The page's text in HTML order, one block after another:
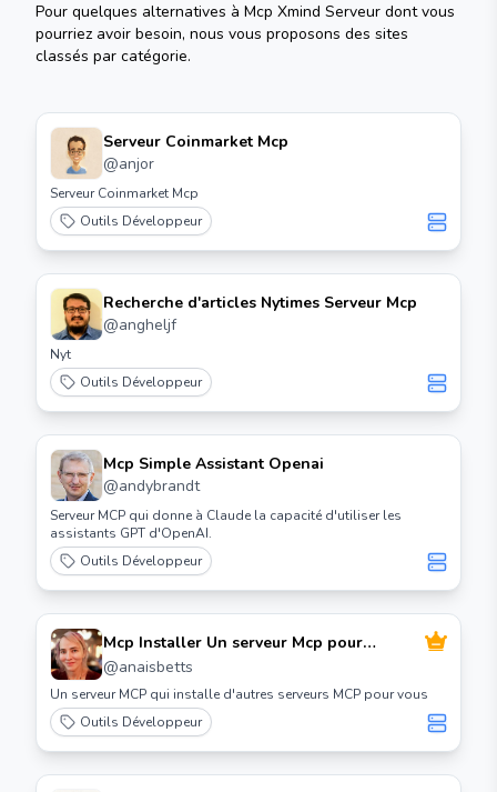
Pour quelques alternatives à Mcp Xmind Serveur dont vous
pourriez avoir besoin, nous vous proposons des sites
classés par catégorie.
Serveur Coinmarket Mcp
@anjor
Serveur Coinmarket Mcp
Outils Développeur
Recherche d'articles Nytimes Serveur Mcp
@angheljf
Nyt
Outils Développeur
Mcp Simple Assistant Openai
@andybrandt
Serveur MCP qui donne à Claude la capacité d'utiliser les
assistants GPT d'OpenAI.
Outils Développeur
Mcp Installer Un serveur Mcp pour
installer des serveurs Mcp
@anaisbetts
Un serveur MCP qui installe d'autres serveurs MCP pour vous
Outils Développeur